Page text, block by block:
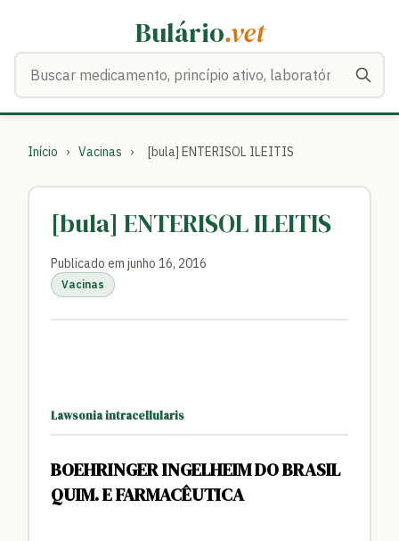
Bulário.vet
Início › Vacinas › [bula] ENTERISOL ILEITIS
[bula] ENTERISOL ILEITIS
Publicado em junho 16, 2016
Vacinas
Lawsonia intracellularis
BOEHRINGER INGELHEIM DO BRASIL
QUIM. E FARMACÊUTICA